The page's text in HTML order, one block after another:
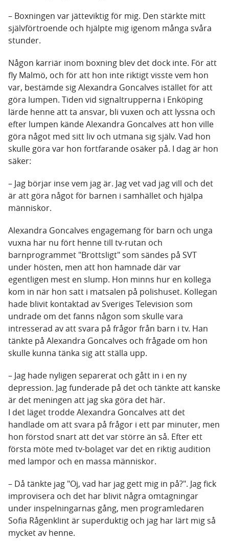
– Boxningen var jätteviktig för mig. Den stärkte mitt
självförtroende och hjälpte mig igenom många svåra
stunder.
Någon karriär inom boxning blev det dock inte. För att
fly Malmö, och för att hon inte riktigt visste vem hon
var, bestämde sig Alexandra Goncalves istället för att
göra lumpen. Tiden vid signaltrupperna i Enköping
lärde henne att ta ansvar, bli vuxen och att lyssna och
efter lumpen kände Alexandra Goncalves att hon ville
göra något med sitt liv och utmana sig själv. Vad hon
skulle göra var hon fortfarande osäker på. I dag är hon
säker:
– Jag börjar inse vem jag är. Jag vet vad jag vill och det
är att göra något för barnen i samhället och hjälpa
människor.
Alexandra Goncalves engagemang för barn och unga
vuxna har nu fört henne till tv-rutan och
barnprogrammet "Brottsligt" som sändes på SVT
under hösten, men att hon hamnade där var
egentligen mest en slump. Hon minns hur en kollega
kom in när hon satt i matsalen på polishuset. Kollegan
hade blivit kontaktad av Sveriges Television som
undrade om det fanns någon som skulle vara
intresserad av att svara på frågor från barn i tv. Han
tänkte på Alexandra Goncalves och frågade om hon
skulle kunna tänka sig att ställa upp.
– Jag hade nyligen separerat och gått in i en ny
depression. Jag funderade på det och tänkte att kanske
är det meningen att jag ska göra det här.
I det läget trodde Alexandra Goncalves att det
handlade om att svara på frågor i ett par minuter, men
hon förstod snart att det var större än så. Efter ett
första möte med tv-bolaget var det en riktig audition
med lampor och en massa människor.
– Då tänkte jag "Oj, vad har jag gett mig in på?". Jag fick
improvisera och det har blivit några omtagningar
under inspelningarnas gång, men programledaren
Sofia Rågenklint är superduktig och jag har lärt mig så
mycket av henne.